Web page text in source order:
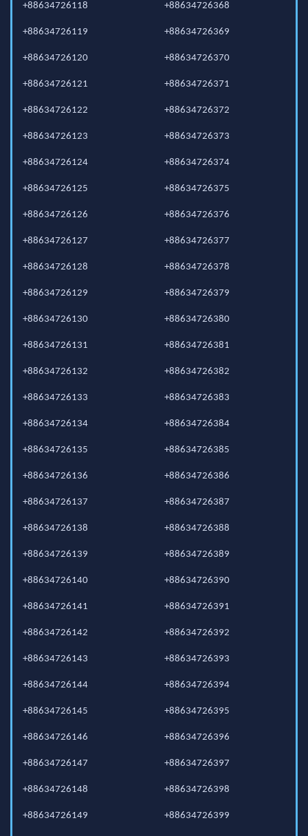
+88634726118
+88634726119
+88634726120
+88634726121
+88634726122
+88634726123
+88634726124
+88634726125
+88634726126
+88634726127
+88634726128
+88634726129
+88634726130
+88634726131
+88634726132
+88634726133
+88634726134
+88634726135
+88634726136
+88634726137
+88634726138
+88634726139
+88634726140
+88634726141
+88634726142
+88634726143
+88634726144
+88634726145
+88634726146
+88634726147
+88634726148
+88634726149
+88634726368
+88634726369
+88634726370
+88634726371
+88634726372
+88634726373
+88634726374
+88634726375
+88634726376
+88634726377
+88634726378
+88634726379
+88634726380
+88634726381
+88634726382
+88634726383
+88634726384
+88634726385
+88634726386
+88634726387
+88634726388
+88634726389
+88634726390
+88634726391
+88634726392
+88634726393
+88634726394
+88634726395
+88634726396
+88634726397
+88634726398
+88634726399